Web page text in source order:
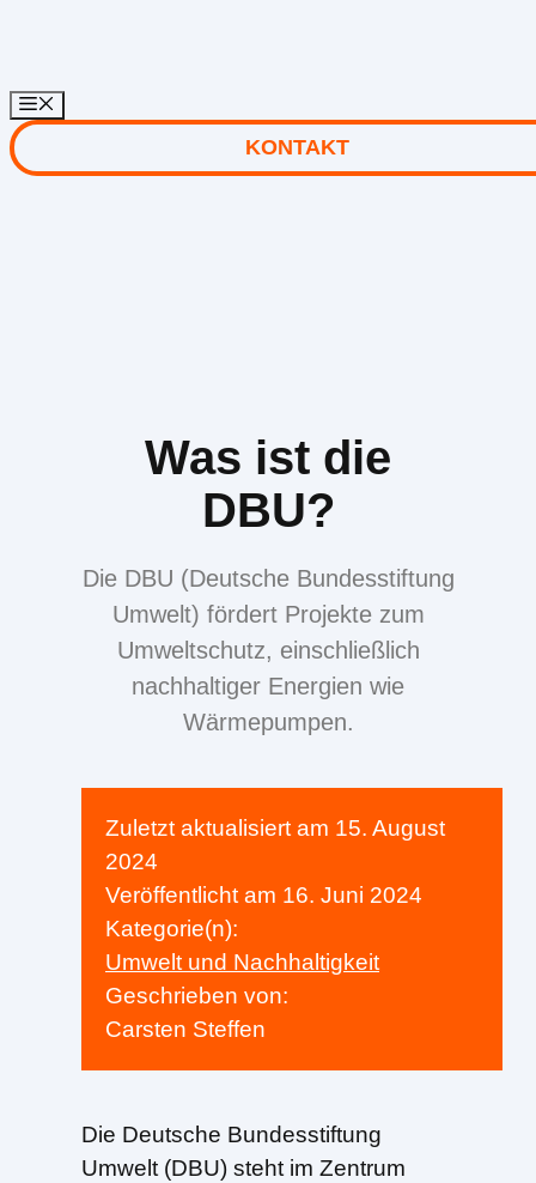
springen
KONTAKT
Was ist die
DBU?
Die DBU (Deutsche Bundesstiftung
Umwelt) fördert Projekte zum
Umweltschutz, einschließlich
nachhaltiger Energien wie
Wärmepumpen.
Zuletzt aktualisiert am 15. August
2024
Veröffentlicht am 16. Juni 2024
Kategorie(n):
Umwelt und Nachhaltigkeit
Geschrieben von:
Carsten Steffen
Die Deutsche Bundesstiftung
Umwelt (DBU) steht im Zentrum